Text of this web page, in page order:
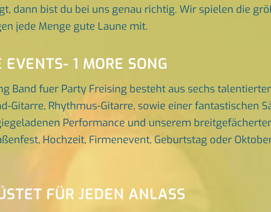
dann bist du bei uns genau richtig. Wir spielen die
jede Menge gute Laune mit.
EVENTS- 1 MORE SONG
Band fuer Party Freising besteht aus sechs
Gitarre, Rhythmus-Gitarre, sowie einer fantastischen
Performance und unserem
Hochzeit, Firmenevent, Geburtstag oder
FÜR JEDEN ANLASS